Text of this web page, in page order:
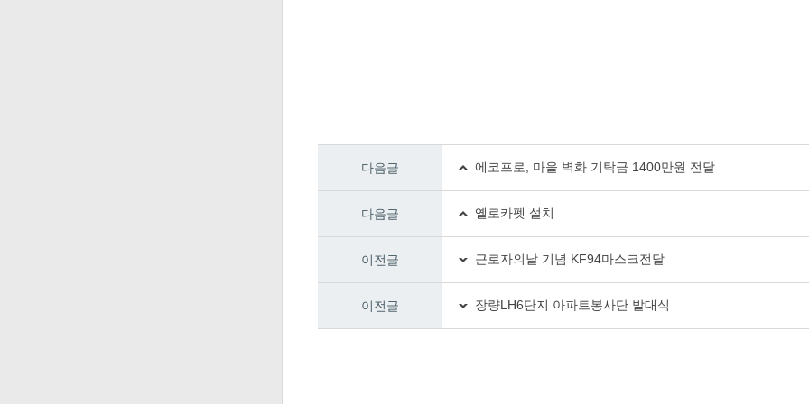
다음글 에코프로, 마을 벽화 기탁금 1400만원 전달
다음글 옐로카펫 설치
이전글 근로자의날 기념 KF94마스크전달
이전글 장량LH6단지 아파트봉사단 발대식